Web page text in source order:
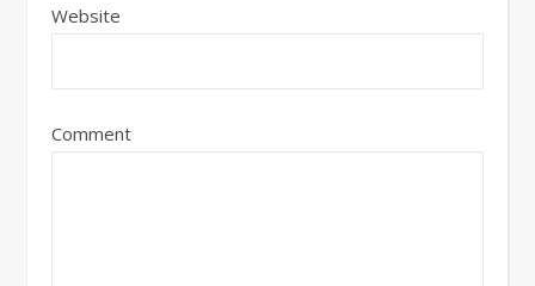
Website
Comment